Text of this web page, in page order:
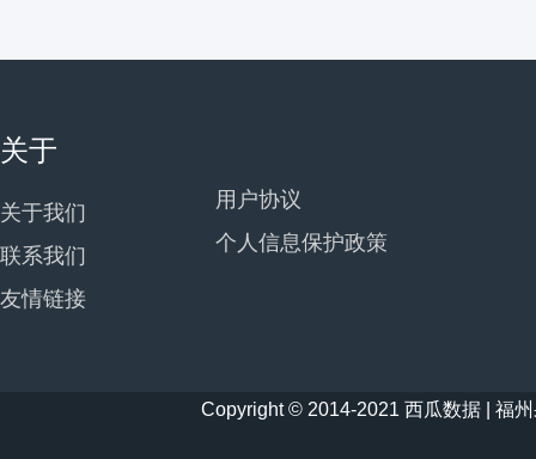
关于
关于我们
联系我们
友情链接
用户协议
个人信息保护政策
Copyright © 2014-2021 西瓜数据 | 福